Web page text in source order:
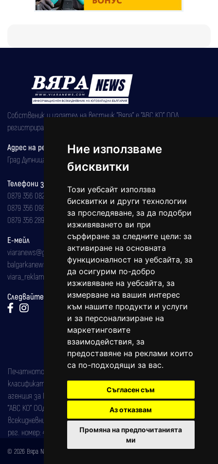
Ние използваме
бисквитки
Този уебсайт използва
бисквитки и други технологии
за проследяване, за да подобри
изживяването ви при
сърфиране за следните цели: за
активиране на основната
функционалност на уебсайта, за
да осигурим по-добро
изживяване на уебсайта, за
измерване на вашия интерес
към нашите продукти и услуги
и за персонализиране на
маркетинговите
взаимодействия, за
предоставяне на реклами които
са по-подходящи за вас.
Съгласен съм
Аз отказвам
Промяна на предпочитанията
ми
Собственик и издател на вестник "Вяра" е "АВС КО" ООД,
регистрирана на 08.05.2002 година.
Адрес на редакцията
Град Дупница, ул.''Христо Ботев" 43
Телефони за реклама и абонаменти
0879 356 082
0879 356 098
0879 356 289
Е-мейл
viaranews@gmail.com
balgarkanews@gmail.com
viara_reklama@mail.bg
Следвайте ни:
Печатното издание на вестника е регистрирано в националния
класификатор на печатните издания (Българска национална
агенция за ISSN) под номер: ISSN 1312-4722.
"АВС КО" ООД е притежател на марката: Вяра информационен
всекидневник на югозападна България, със свидетелство за марка
рег. номер: 47857/11.05.2004 година.
© 2026 Вяра News Всички права запазени!